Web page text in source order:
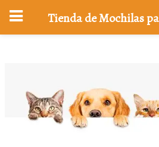
Tienda de Mochilas